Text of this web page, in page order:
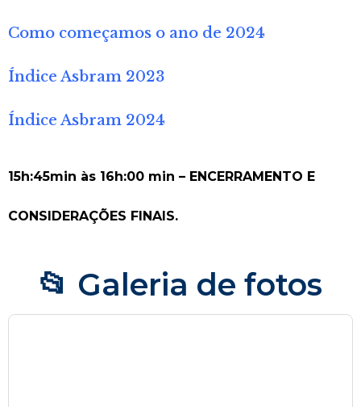
Como começamos o ano de 2024
Índice Asbram 2023
Índice Asbram 2024
15h:45min às 16h:00 min – ENCERRAMENTO E
CONSIDERAÇÕES FINAIS.
📂 Galeria de fotos